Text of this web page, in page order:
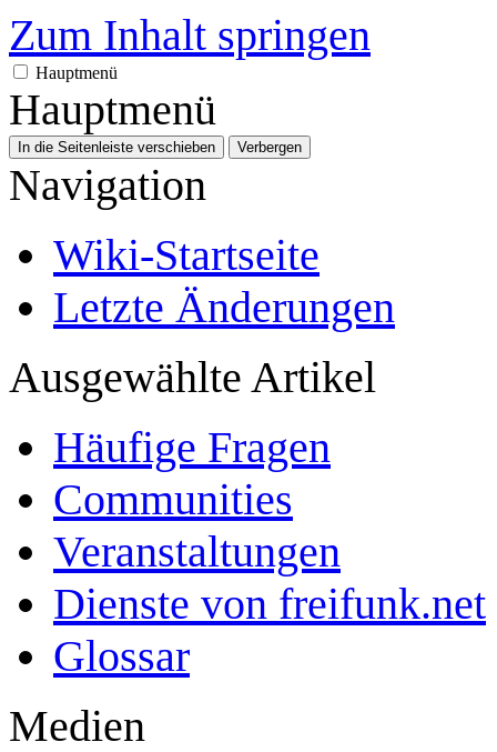
Zum Inhalt springen
Hauptmenü
Hauptmenü
In die Seitenleiste verschieben Verbergen
Navigation
Wiki-Startseite
Letzte Änderungen
Ausgewählte Artikel
Häufige Fragen
Communities
Veranstaltungen
Dienste von freifunk.net
Glossar
Medien